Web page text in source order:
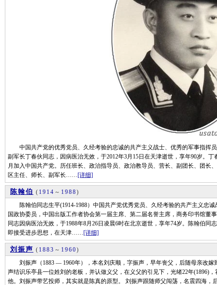
中国共产党的优秀党员、久经考验的忠诚的共产主义战士、优秀的军事指挥
副军长丁春伙同志，因病医治无效，于2012年3月15日在天津逝世，享年90岁。丁
月加入中国共产党。历任班长、政治指导员、政治教导员、营长、副团长、团长
区主任、师长、副军长……[详细]
陈翰伯 ( 1914 ～ 1988)
陈翰伯同志生平(1914-1988）中国共产党优秀党员、久经考验的共产主义忠
国政协委员，中国出版工作者协会第一届主席、第二届名誉主席，商务印书馆董
同志因病医治无效，于1988年8月26日凌晨6时在北京逝世，享年74岁。陈翰伯同
即接受进步思想，在天津……[详细]
刘振声 ( 1883 ～ 1960)
刘振声（1883 — 1960年），本名刘庆顺，字振声，早年丧父，后随母亲改嫁
声结识乐亭县一位姓刘的老板，并认做义父，在义父的引见下，光绪22年(1896)
他。刘振声带艺投师，其实就是陈真的原型。 刘振声跟随师父闯荡，名震四海，